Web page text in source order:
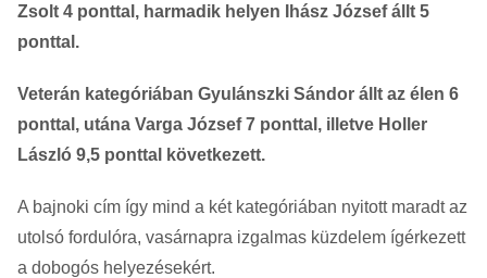
Zsolt 4 ponttal, harmadik helyen Ihász József állt 5
ponttal.
Veterán kategóriában Gyulánszki Sándor állt az élen 6
ponttal, utána Varga József 7 ponttal, illetve Holler
László 9,5 ponttal következett.
A bajnoki cím így mind a két kategóriában nyitott maradt az
utolsó fordulóra, vasárnapra izgalmas küzdelem ígérkezett
a dobogós helyezésekért.